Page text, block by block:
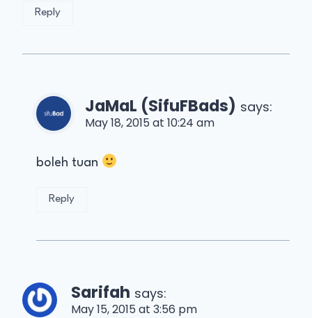
Reply
JaMaL (SifuFBads) says:
May 18, 2015 at 10:24 am
boleh tuan
Reply
Sarifah says:
May 15, 2015 at 3:56 pm